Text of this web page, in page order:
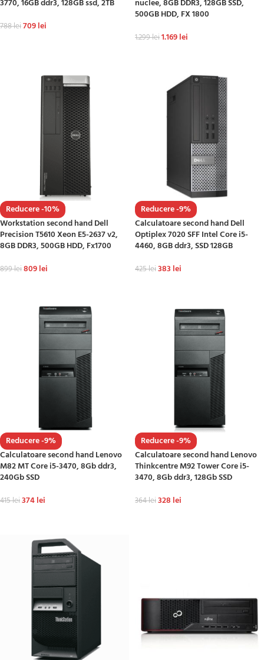
3770, 16GB ddr3, 128GB ssd, 2TB
788lei709lei
nuclee, 8GB DDR3, 128GB SSD,
500GB HDD, FX 1800
1.299lei1.169lei
Reducere -10%
Workstation second hand Dell
Precision T5610 Xeon E5-2637 v2,
8GB DDR3, 500GB HDD, Fx1700
899lei809lei
Reducere -9%
Calculatoare second hand Dell
Optiplex 7020 SFF Intel Core i5-
4460, 8GB ddr3, SSD 128GB
425lei383 lei
Reducere -9%
Calculatoare second hand Lenovo
M82 MT Core i5-3470, 8Gb ddr3,
240Gb SSD
415lei374lei
Reducere -9%
Calculatoare second hand Lenovo
Thinkcentre M92 Tower Core i5-
3470, 8Gb ddr3, 128Gb SSD
364lei328 lei